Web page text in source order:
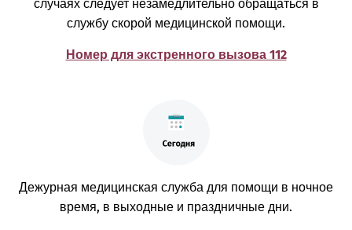
случаях следует незамедлительно обращаться в
службу скорой медицинской помощи.
Номер для экстренного вызова 112
Дежурная медицинская служба для помощи в ночное
время, в выходные и праздничные дни.